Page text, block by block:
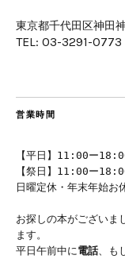
東京都千代田区神田
TEL: 03-3291-0773
営業時間
【平日】11:00ー
【祭日】11:00ー
日曜定休・年末年始お
お探しの本がございま
ます。
平日午前中に 電話 、も